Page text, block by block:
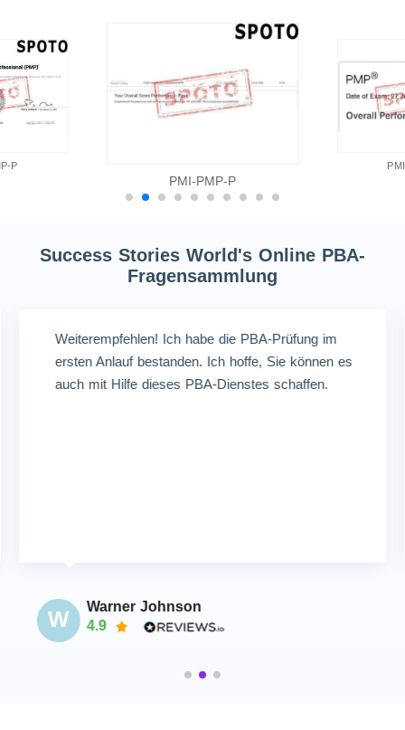
P
PMI-PMP-P
Success Stories World's Online PBA-
Fragensammlung
Weiterempfehlen! Ich habe die PBA-Prüfung im
ersten Anlauf bestanden. Ich hoffe, Sie können es
auch mit Hilfe dieses PBA-Dienstes schaffen.
W
Warner Johnson
4.9